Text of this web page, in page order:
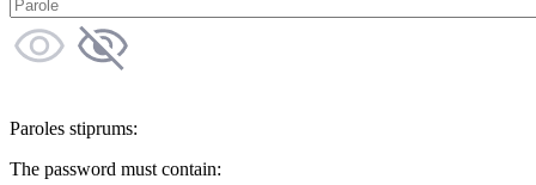
Paroles stiprums:
The password must contain: